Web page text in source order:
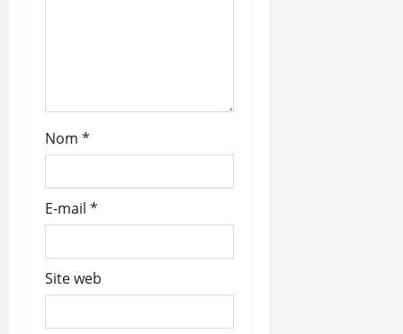
Nom *
E-mail *
Site web